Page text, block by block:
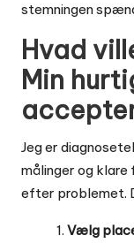
stemningen
Hvad
Min
Jeg er
målinger og
efter problemet.
Vælg